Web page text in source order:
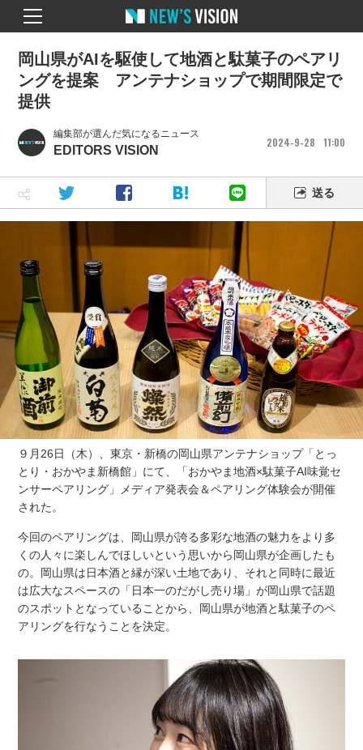
編集部が選んだ気になるニュース
EDITORS VISION
2024 9 28 11 00
岡山県がAIを駆使して地酒と駄菓子のペアリ
ングを提案 アンテナショップで期間限定で
提供
送る
９月26日（木）、東京・新橋の岡山県アンテナショップ「とっ
とり・おかやま新橋館」にて、「おかやま地酒×駄菓子AI味覚セ
ンサーペアリング」メディア発表会＆ペアリング体験会が開催
された。
今回のペアリングは、岡山県が誇る多彩な地酒の魅力をより多
くの人々に楽しんでほしいという思いから岡山県が企画したも
の。岡山県は日本酒と縁が深い土地であり、それと同時に最近
は広大なスペースの「日本一のだがし売り場」が岡山県で話題
のスポットとなっていることから、岡山県が地酒と駄菓子のペ
アリングを行なうことを決定。